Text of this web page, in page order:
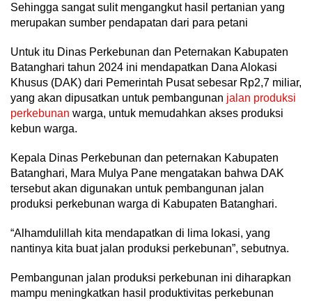
Sehingga sangat sulit mengangkut hasil pertanian yang
merupakan sumber pendapatan dari para petani
Untuk itu Dinas Perkebunan dan Peternakan Kabupaten
Batanghari tahun 2024 ini mendapatkan Dana Alokasi
Khusus (DAK) dari Pemerintah Pusat sebesar Rp2,7 miliar,
yang akan dipusatkan untuk pembangunan jalan produksi
perkebunan warga, untuk memudahkan akses produksi
kebun warga.
Kepala Dinas Perkebunan dan peternakan Kabupaten
Batanghari, Mara Mulya Pane mengatakan bahwa DAK
tersebut akan digunakan untuk pembangunan jalan
produksi perkebunan warga di Kabupaten Batanghari.
“Alhamdulillah kita mendapatkan di lima lokasi, yang
nantinya kita buat jalan produksi perkebunan”, sebutnya.
Pembangunan jalan produksi perkebunan ini diharapkan
mampu meningkatkan hasil produktivitas perkebunan